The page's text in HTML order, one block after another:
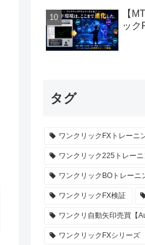
【
ック
タグ
ワンクリックFXトレーニ
ワンクリック225トレー
ワンクリックBOトレーニ
ワンクリックFX検証
ワンクリ自動矢印売買【
ワンクリックFXシリーズ